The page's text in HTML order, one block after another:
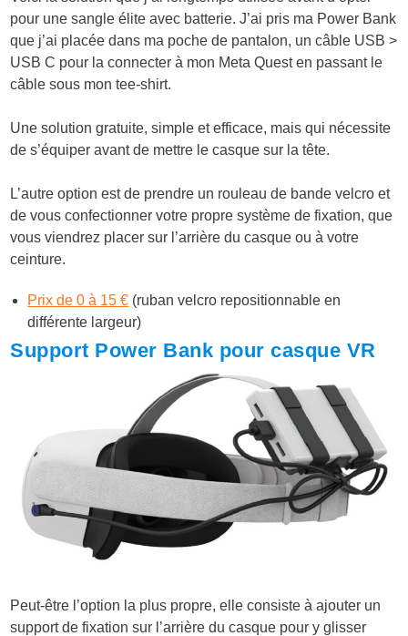
pour une sangle élite avec batterie. J’ai pris ma Power Bank
que j’ai placée dans ma poche de pantalon, un câble USB >
USB C pour la connecter à mon Meta Quest en passant le
câble sous mon tee-shirt.
Une solution gratuite, simple et efficace, mais qui nécessite
de s’équiper avant de mettre le casque sur la tête.
L’autre option est de prendre un rouleau de bande velcro et
de vous confectionner votre propre système de fixation, que
vous viendrez placer sur l’arrière du casque ou à votre
ceinture.
Prix de 0 à 15 € (ruban velcro repositionnable en
différente largeur)
Support Power Bank pour casque VR
Peut-être l’option la plus propre, elle consiste à ajouter un
support de fixation sur l’arrière du casque pour y glisser